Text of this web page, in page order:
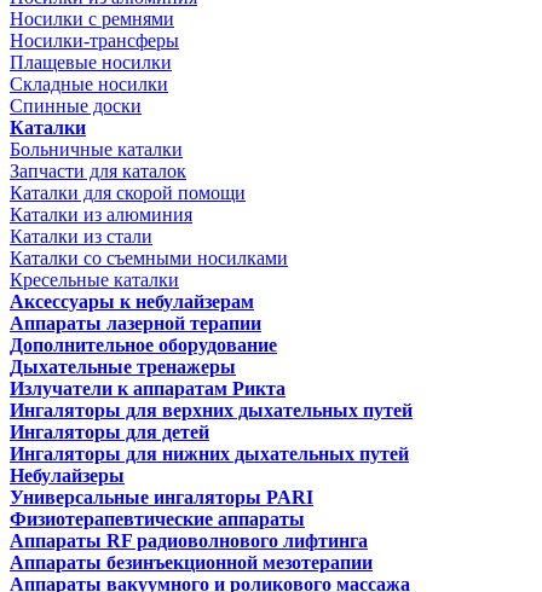
Носилки с ремнями
Носилки-трансферы
Плащевые носилки
Складные носилки
Спинные доски
Каталки
Больничные каталки
Запчасти для каталок
Каталки для скорой помощи
Каталки из алюминия
Каталки из стали
Каталки со съемными носилками
Кресельные каталки
Аксессуары к небулайзерам
Аппараты лазерной терапии
Дополнительное оборудование
Дыхательные тренажеры
Излучатели к аппаратам Рикта
Ингаляторы для верхних дыхательных путей
Ингаляторы для детей
Ингаляторы для нижних дыхательных путей
Небулайзеры
Универсальные ингаляторы PARI
Физиотерапевтические аппараты
Аппараты RF радиоволнового лифтинга
Аппараты безинъекционной мезотерапии
Аппараты вакуумного и роликового массажа